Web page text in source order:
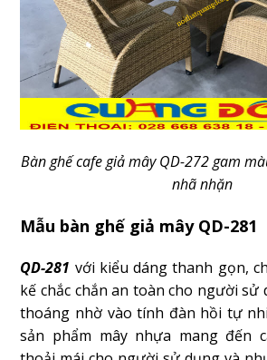
Bàn ghế cafe giả mây QD-272 gam
nhã nhặn
Mẫu bàn ghế giả mây QD-281
QD-281 với kiểu dáng thanh gọn,
kế chắc chắn an toàn cho người sử
thoáng nhờ vào tính đàn hồi tự
sản phẩm mây nhựa mang đến